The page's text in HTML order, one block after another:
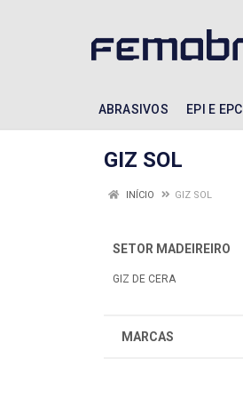
ABRASIVOS EPI E EPC
GIZ SOL
INÍCIO GIZ SOL
SETOR MADEIREIRO
GIZ DE CERA
MARCAS